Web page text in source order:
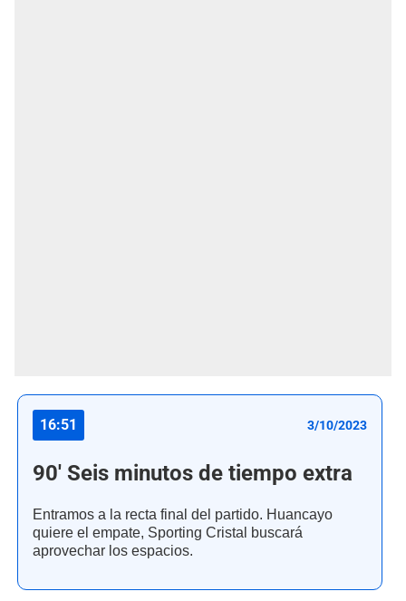
16:51 3/10/2023
90' Seis minutos de tiempo extra
Entramos a la recta final del partido. Huancayo
quiere el empate, Sporting Cristal buscará
aprovechar los espacios.